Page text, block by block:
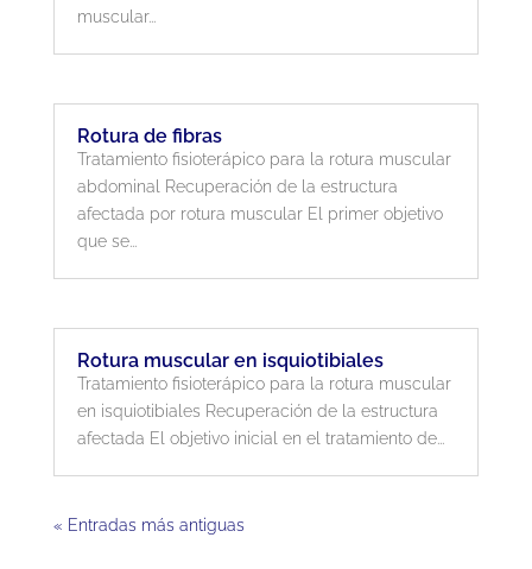
muscular...
Rotura de fibras
Tratamiento fisioterápico para la rotura muscular
abdominal Recuperación de la estructura
afectada por rotura muscular El primer objetivo
que se...
Rotura muscular en isquiotibiales
Tratamiento fisioterápico para la rotura muscular
en isquiotibiales Recuperación de la estructura
afectada El objetivo inicial en el tratamiento de...
« Entradas más antiguas